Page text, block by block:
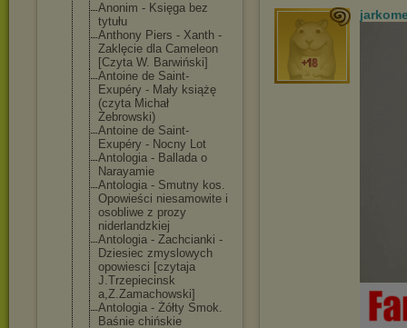
Anonim - Księga bez
tytułu
Anthony Piers - Xanth -
Zaklęcie dla Cameleon
[Czyta W. Barwiński]
Antoine de Saint-
Exupéry - Mały książę
(czyta Michał
Żebrowski)
Antoine de Saint-
Exupéry - Nocny Lot
Antologia - Ballada o
Narayamie
Antologia - Smutny kos.
Opowieści niesamowite i
osobliwe z prozy
niderlandzkiej
Antologia - Zachcianki -
Dziesiec zmyslowych
opowiesci [czytaja
J.Trzepiecinsk
a,Z.Zamachowski]
Antologia - Żółty Smok.
Baśnie chińskie